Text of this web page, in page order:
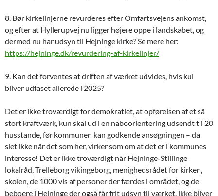
8. Bør kirkelinjerne revurderes efter Omfartsvejens ankomst,
og efter at Hyllerupvej nu ligger højere oppe i landskabet, og
dermed nu har udsyn til Hejninge kirke? Se mere her:
https://hejninge.dk/revurdering-af-kirkelinjer/
9. Kan det forventes at driften af værket udvides, hvis kul
bliver udfaset allerede i 2025?
Det er ikke troværdigt for demokratiet, at opførelsen af et så
stort kraftværk, kun skal ud i en naboorientering udsendt til 20
husstande, før kommunen kan godkende ansøgningen – da
slet ikke når det som her, virker som om at det er i kommunes
interesse! Det er ikke troværdigt når Hejninge-Stillinge
lokalråd, Trelleborg vikingeborg, menighedsrådet for kirken,
skolen, de 1000 vis af personer der færdes i området, og de
beboere i Hejninge der også får frit udsyn til værket, ikke bliver